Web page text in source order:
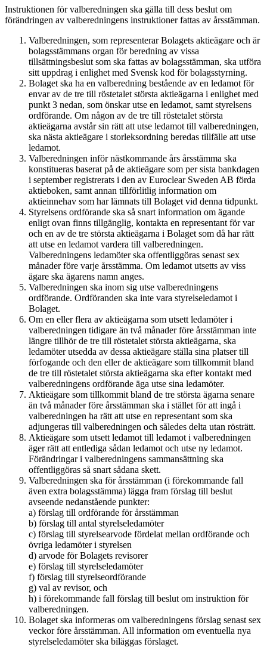
Instruktionen för valberedningen ska gälla till dess beslut om
förändringen av valberedningens instruktioner fattas av årsstämman.
Valberedningen, som representerar Bolagets aktieägare och är
bolagsstämmans organ för beredning av vissa
tillsättningsbeslut som ska fattas av bolagsstämman, ska utföra
sitt uppdrag i enlighet med Svensk kod för bolagsstyrning.
Bolaget ska ha en valberedning bestående av en ledamot för
envar av de tre till röstetalet största aktieägarna i enlighet med
punkt 3 nedan, som önskar utse en ledamot, samt styrelsens
ordförande. Om någon av de tre till röstetalet största
aktieägarna avstår sin rätt att utse ledamot till valberedningen,
ska nästa aktieägare i storleksordning beredas tillfälle att utse
ledamot.
Valberedningen inför nästkommande års årsstämma ska
konstitueras baserat på de aktieägare som per sista bankdagen
i september registrerats i den av Euroclear Sweden AB förda
aktieboken, samt annan tillförlitlig information om
aktieinnehav som har lämnats till Bolaget vid denna tidpunkt.
Styrelsens ordförande ska så snart information om ägande
enligt ovan finns tillgänglig, kontakta en representant för var
och en av de tre största aktieägarna i Bolaget som då har rätt
att utse en ledamot vardera till valberedningen.
Valberedningens ledamöter ska offentliggöras senast sex
månader före varje årsstämma. Om ledamot utsetts av viss
ägare ska ägarens namn anges.
Valberedningen ska inom sig utse valberedningens
ordförande. Ordföranden ska inte vara styrelseledamot i
Bolaget.
Om en eller flera av aktieägarna som utsett ledamöter i
valberedningen tidigare än två månader före årsstämman inte
längre tillhör de tre till röstetalet största aktieägarna, ska
ledamöter utsedda av dessa aktieägare ställa sina platser till
förfogande och den eller de aktieägare som tillkommit bland
de tre till röstetalet största aktieägarna ska efter kontakt med
valberedningens ordförande äga utse sina ledamöter.
Aktieägare som tillkommit bland de tre största ägarna senare
än två månader före årsstämman ska i stället för att ingå i
valberedningen ha rätt att utse en representant som ska
adjungeras till valberedningen och således delta utan rösträtt.
Aktieägare som utsett ledamot till ledamot i valberedningen
äger rätt att entlediga sådan ledamot och utse ny ledamot.
Förändringar i valberedningens sammansättning ska
offentliggöras så snart sådana skett.
Valberedningen ska för årsstämman (i förekommande fall
även extra bolagsstämma) lägga fram förslag till beslut
avseende nedanstående punkter:
a) förslag till ordförande för årsstämman
b) förslag till antal styrelseledamöter
c) förslag till styrelsearvode fördelat mellan ordförande och
övriga ledamöter i styrelsen
d) arvode för Bolagets revisorer
e) förslag till styrelseledamöter
f) förslag till styrelseordförande
g) val av revisor, och
h) i förekommande fall förslag till beslut om instruktion för
valberedningen.
Bolaget ska informeras om valberedningens förslag senast sex
veckor före årsstämman. All information om eventuella nya
styrelseledamöter ska biläggas förslaget.